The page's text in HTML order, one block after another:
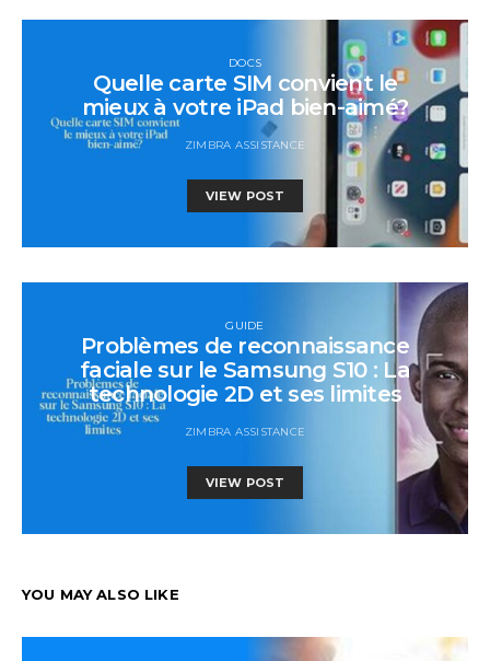
DOCS
Quelle carte SIM convient le
mieux à votre iPad bien-aimé?
ZIMBRA ASSISTANCE
VIEW POST
GUIDE
Problèmes de reconnaissance
faciale sur le Samsung S10 : La
technologie 2D et ses limites
ZIMBRA ASSISTANCE
VIEW POST
YOU MAY ALSO LIKE